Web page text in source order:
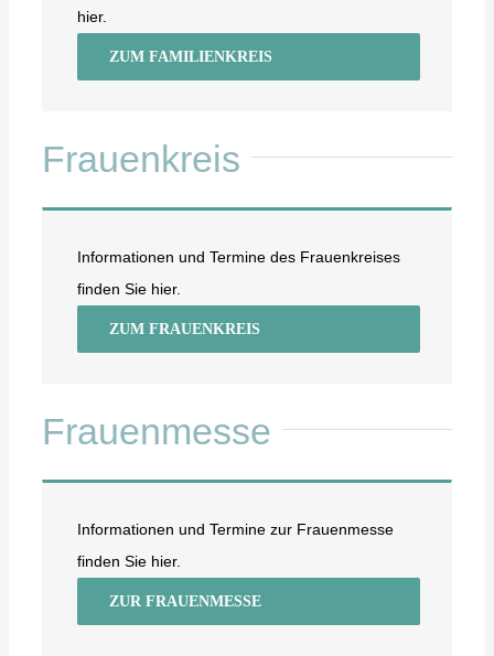
hier.
ZUM FAMILIENKREIS
Frauenkreis
Informationen und Termine des Frauenkreises
finden Sie hier.
ZUM FRAUENKREIS
Frauenmesse
Informationen und Termine zur Frauenmesse
finden Sie hier.
ZUR FRAUENMESSE